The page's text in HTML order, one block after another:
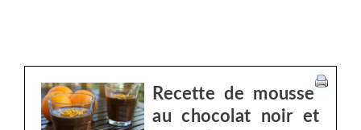
Recette de mousse
au chocolat noir et